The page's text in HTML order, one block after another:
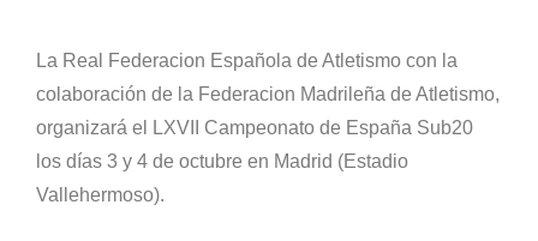
La Real Federacion Española de Atletismo con la
colaboración de la Federacion Madrileña de Atletismo,
organizará el LXVII Campeonato de España Sub20
los días 3 y 4 de octubre en Madrid (Estadio
Vallehermoso).